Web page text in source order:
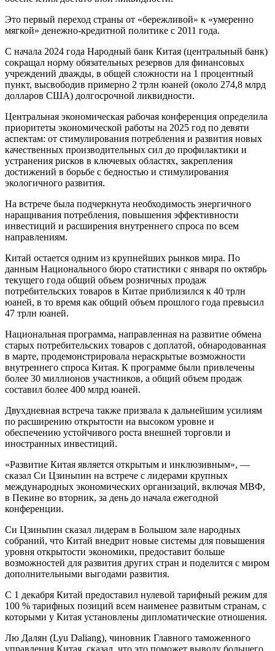
Это первый переход страны от «бережливой» к «умеренно
мягкой» денежно-кредитной политике с 2011 года.
С начала 2024 года Народный банк Китая (центральный банк)
сокращал норму обязательных резервов для финансовых
учреждений дважды, в общей сложности на 1 процентный
пункт, высвободив примерно 2 трлн юаней (около 274,8 млрд
долларов США) долгосрочной ликвидности.
Центральная экономическая рабочая конференция определила
приоритеты экономической работы на 2025 год по девяти
аспектам: от стимулирования потребления и развития новых
качественных производительных сил до профилактики и
устранения рисков в ключевых областях, закрепления
достижений в борьбе с бедностью и стимулирования
экологичного развития.
На встрече была подчеркнута необходимость энергичного
наращивания потребления, повышения эффективности
инвестиций и расширения внутреннего спроса по всем
направлениям.
Китай остается одним из крупнейших рынков мира. По
данным Национального бюро статистики с января по октябрь
текущего года общий объем розничных продаж
потребительских товаров в Китае приблизился к 40 трлн
юаней, в то время как общий объем прошлого года превысил
47 трлн юаней.
Национальная программа, направленная на развитие обмена
старых потребительских товаров с доплатой, обнародованная
в марте, продемонстрировала нераскрытые возможности
внутреннего спроса Китая. К программе были привлечены
более 30 миллионов участников, а общий объем продаж
составил более 400 млрд юаней.
Двухдневная встреча также призвала к дальнейшим усилиям
по расширению открытости на высоком уровне и
обеспечению устойчивого роста внешней торговли и
иностранных инвестиций.
«Развитие Китая является открытым и инклюзивным», —
сказал Си Цзиньпин на встрече с лидерами крупных
международных экономических организаций, включая МВФ,
в Пекине во вторник, за день до начала ежегодной
конференции.
Си Цзиньпин сказал лидерам в Большом зале народных
собраний, что Китай внедрит новые системы для повышения
уровня открытости экономики, предоставит больше
возможностей для развития других стран и поделится с миром
дополнительными выгодами развития.
С 1 декабря Китай предоставил нулевой тарифный режим для
100 % тарифных позиций всем наименее развитым странам, с
которыми у Китая установлены дипломатические отношения.
Лю Далян (Lyu Daliang), чиновник Главного таможенного